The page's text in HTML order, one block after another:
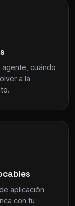
cuándo
a la
aplicación
con tu